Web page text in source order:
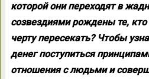
которой они переходят в
созвездиями рождены те, кто
черту пересекать? Чтобы
денег поступиться
отношения с людьми и